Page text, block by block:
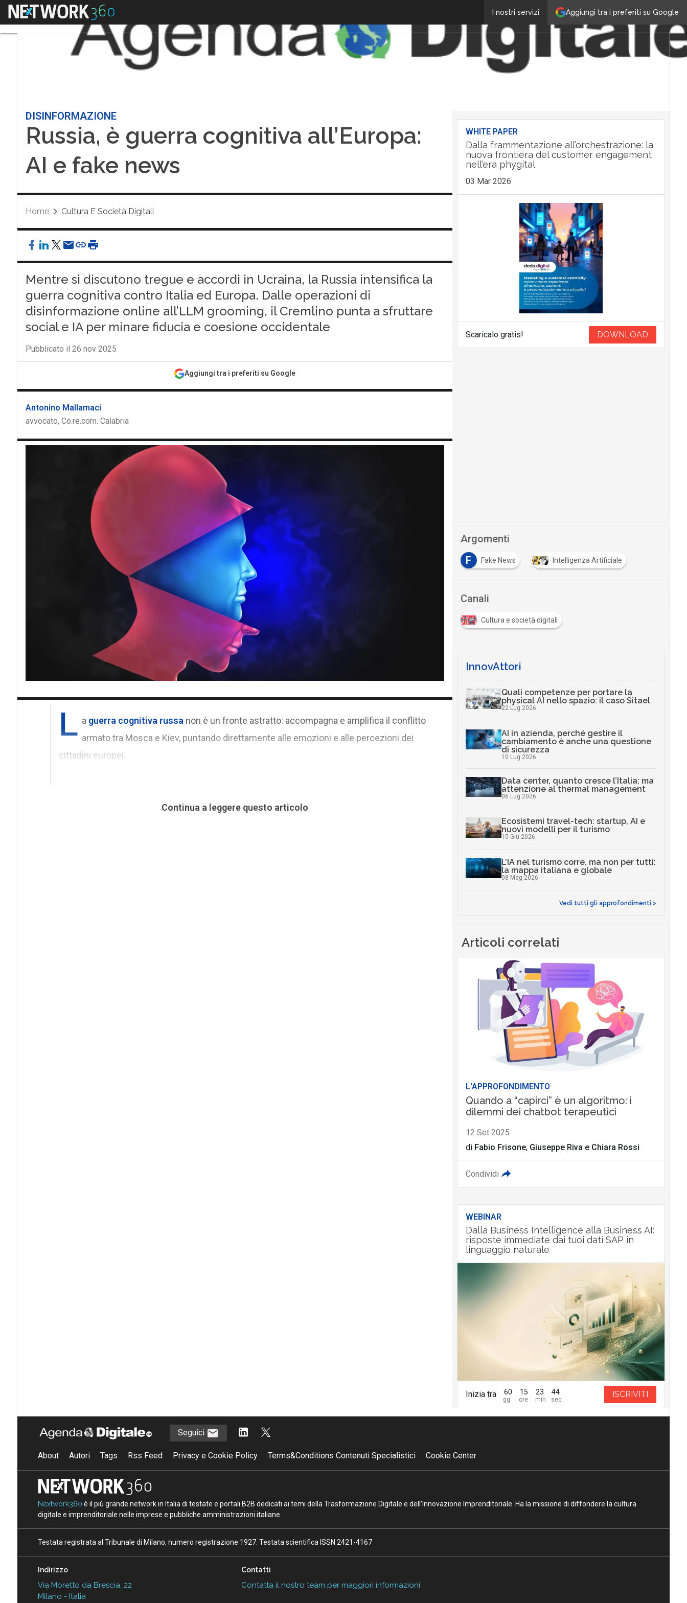
Aggiungi tra i preferiti su Google
I nostri servizi
Menu
DISINFORMAZIONE
Russia, è guerra cognitiva all’Europa:
AI e fake news
Home Cultura E Società Digitali
Mentre si discutono tregue e accordi in Ucraina, la Russia intensifica la
guerra cognitiva contro Italia ed Europa. Dalle operazioni di
disinformazione online all’LLM grooming, il Cremlino punta a sfruttare
social e IA per minare fiducia e coesione occidentale
Pubblicato il 26 nov 2025
Aggiungi tra i preferiti su Google
Antonino Mallamaci
avvocato, Co.re.com. Calabria
L a guerra cognitiva russa non è un fronte astratto: accompagna e amplifica il conflitto
armato tra Mosca e Kiev, puntando direttamente alle emozioni e alle percezioni dei
cittadini europei.
Continua a leggere questo articolo
WHITE PAPER
Dalla frammentazione all’orchestrazione: la
nuova frontiera del customer engagement
nell’era phygital
03 Mar 2026
Scaricalo gratis! DOWNLOAD
Argomenti
F
Fake News Intelligenza Artificiale
Canali
Cultura e società digitali
InnovAttori
Quali competenze per portare la
physical AI nello spazio: il caso Sitael
22 Lug 2026
AI in azienda, perché gestire il
cambiamento è anche una questione
di sicurezza
10 Lug 2026
Data center, quanto cresce l’Italia: ma
attenzione al thermal management
06 Lug 2026
Ecosistemi travel-tech: startup, AI e
nuovi modelli per il turismo
15 Giu 2026
L’IA nel turismo corre, ma non per tutti:
la mappa italiana e globale
08 Mag 2026
Vedi tutti gli approfondimenti >
Articoli correlati
L'APPROFONDIMENTO
Quando a “capirci” è un algoritmo: i
dilemmi dei chatbot terapeutici
12 Set 2025
di Fabio Frisone, Giuseppe Riva e Chiara Rossi
Condividi
WEBINAR
Dalla Business Intelligence alla Business AI:
risposte immediate dai tuoi dati SAP in
linguaggio naturale
Inizia tra 60 15 23 43 ISCRIVITI
Seguici
About Autori Tags Rss Feed Privacy e Cookie Policy Terms&Conditions Contenuti Specialistici Cookie Center
Nextwork360 è il più grande network in Italia di testate e portali B2B dedicati ai temi della Trasformazione Digitale e dell’Innovazione Imprenditoriale. Ha la missione di diffondere la cultura
digitale e imprenditoriale nelle imprese e pubbliche amministrazioni italiane.
Testata registrata al Tribunale di Milano, numero registrazione 1927. Testata scientifica ISSN 2421-4167
Indirizzo
Via Moretto da Brescia, 22
Milano - Italia
Contatti
Contatta il nostro team per maggiori informazioni